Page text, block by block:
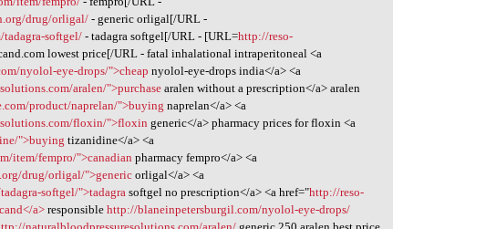
drug/orligal/- generic orligal[/URL -
tadagra-softgel/- tadagra softgel[/URL - [URL=http://reso-
lowest price[/URL - fatal inhalational intraperitoneal <a
nyolol-eye-drops/">cheap nyolol-eye-drops india</a> <a
aralen/">purchase aralen without a prescription</a> aralen
product/naprelan/">buying naprelan</a> <a
floxin/">floxin generic</a> pharmacy prices for floxin <a
">buying tizanidine</a> <a
item/fempro/">canadian pharmacy fempro</a> <a
drug/orligal/">genericorligal</a> <a
softgel/">tadagra softgel no prescription</a> <a href="http://reso-
a> responsiblehttp://blaneinpetersburgil.com/nyolol-eye-drops/